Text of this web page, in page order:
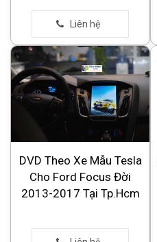
DVD Theo Xe Mẫu Tesla
Cho Ford Focus Đời
2013-2017 Tại Tp.Hcm